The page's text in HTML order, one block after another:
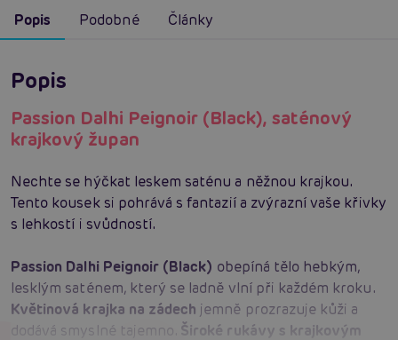
Popis Podobné Články
Popis
Passion Dalhi Peignoir (Black), saténový
krajkový župan
Nechte se hýčkat leskem saténu a něžnou krajkou.
Tento kousek si pohrává s fantazií a zvýrazní vaše křivky
s lehkostí i svůdností.
Passion Dalhi Peignoir (Black) obepíná tělo hebkým,
lesklým saténem, který se ladně vlní při každém kroku.
Květinová krajka na zádech jemně prozrazuje kůži a
dodává smyslné tajemno. Široké rukávy s krajkovým